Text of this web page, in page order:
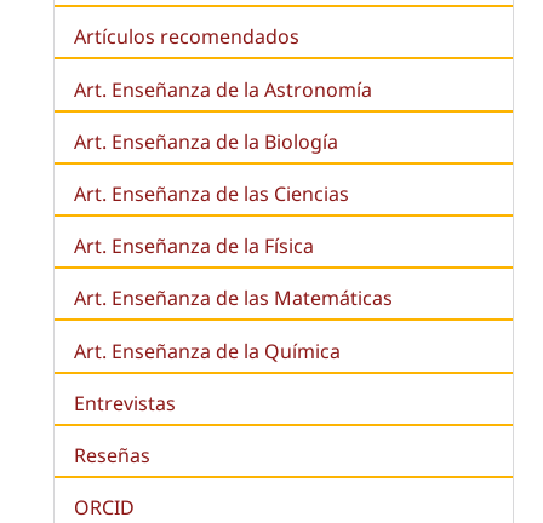
Artículos recomendados
Art. Enseñanza de la Astronomía
Art. Enseñanza de la Biología
Art. Enseñanza de las Ciencias
Art. Enseñanza de la Física
Art. Enseñanza de las Matemáticas
Art. Enseñanza de la Química
Entrevistas
Reseñas
ORCID